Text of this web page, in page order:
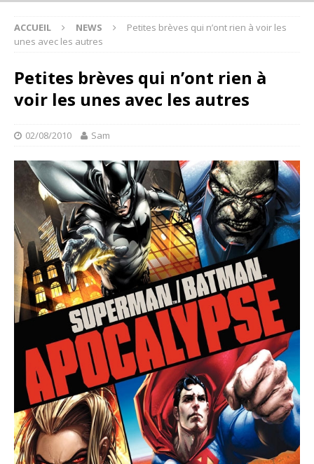
ACCUEIL NEWS
Petites brèves qui n’ont rien à voir les
unes avec les autres
Petites brèves qui n’ont rien à
voir les unes avec les autres
02/08/2010 Sam